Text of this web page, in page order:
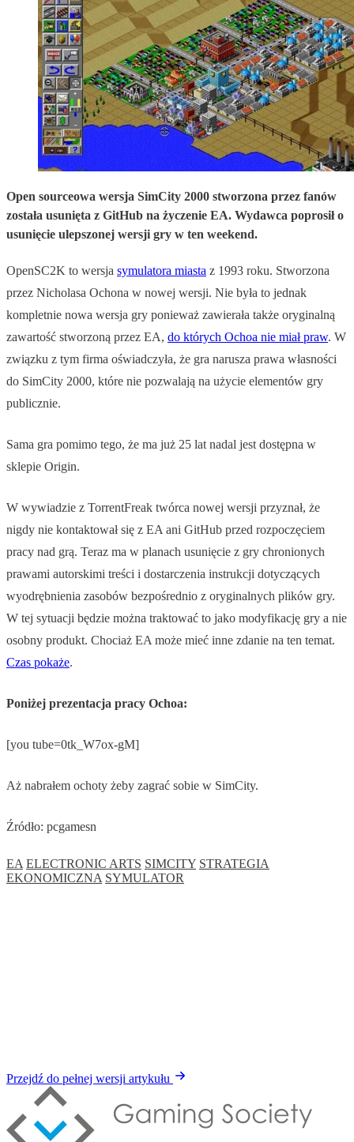
Open sourceowa wersja SimCity 2000 stworzona przez fanów
została usunięta z GitHub na życzenie EA. Wydawca poprosił o
usunięcie ulepszonej wersji gry w ten weekend.
OpenSC2K to wersja symulatora miasta z 1993 roku. Stworzona
przez Nicholasa Ochona w nowej wersji. Nie była to jednak
kompletnie nowa wersja gry ponieważ zawierała także oryginalną
zawartość stworzoną przez EA, do których Ochoa nie miał praw. W
związku z tym firma oświadczyła, że gra narusza prawa własności
do SimCity 2000, które nie pozwalają na użycie elementów gry
publicznie.
Sama gra pomimo tego, że ma już 25 lat nadal jest dostępna w
sklepie Origin.
W wywiadzie z TorrentFreak twórca nowej wersji przyznał, że
nigdy nie kontaktował się z EA ani GitHub przed rozpoczęciem
pracy nad grą. Teraz ma w planach usunięcie z gry chronionych
prawami autorskimi treści i dostarczenia instrukcji dotyczących
wyodrębnienia zasobów bezpośrednio z oryginalnych plików gry.
W tej sytuacji będzie można traktować to jako modyfikację gry a nie
osobny produkt. Chociaż EA może mieć inne zdanie na ten temat.
Czas pokaże.
Poniżej prezentacja pracy Ochoa:
[you tube=0tk_W7ox-gM]
Aż nabrałem ochoty żeby zagrać sobie w SimCity.
Źródło: pcgamesn
EA ELECTRONIC ARTS SIMCITY STRATEGIA
EKONOMICZNA SYMULATOR
Przejdź do pełnej wersji artykułu